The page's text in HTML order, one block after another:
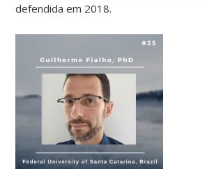
defendida em 2018.